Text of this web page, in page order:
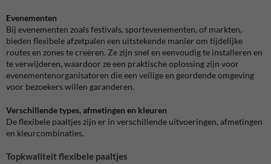
Evenementen
Bij evenementen zoals festivals, sportevenementen, of markten,
bieden flexibele afzetpalen een uitstekende manier om tijdelijke
routes en zones te creëren. Ze zijn snel en eenvoudig te installeren en
te verwijderen, waardoor ze een praktische oplossing zijn voor
evenementenorganisatoren die een veilige en geordende omgeving
voor bezoekers willen garanderen.
Verschillende types, afmetingen en kleuren
De flexibele paaltjes zijn er in verschillende uitvoeringen, afmetingen
en kleurcombinaties.
Topkwaliteit flexibele paaltjes